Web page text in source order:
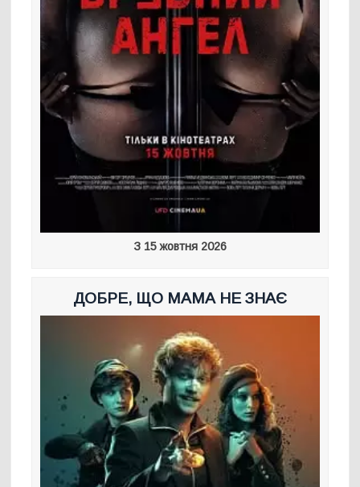
З 15 жовтня 2026
ДОБРЕ, ЩО МАМА НЕ ЗНАЄ